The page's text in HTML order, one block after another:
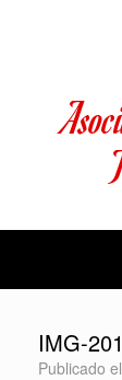
IMG-
Publicado el